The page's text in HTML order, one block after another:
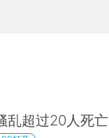
乱超过20人死亡